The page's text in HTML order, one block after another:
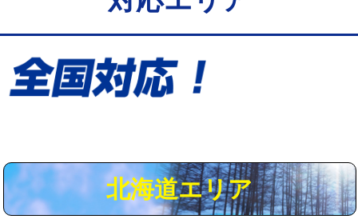
給水管工事※（保温材使用（バンド止
5,500円
給水管工事※（土の掘削・埋め戻し作
業)
用（追加）/3ｍ超え)
給水管工事※（ライニング鋼管・銅
44,000円
北海道エリア